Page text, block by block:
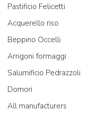
Pastificio Felicetti
Acquerello riso
Beppino Occelli
Arrigoni formaggi
Salumificio Pedrazzoli
Domori
All manufacturers